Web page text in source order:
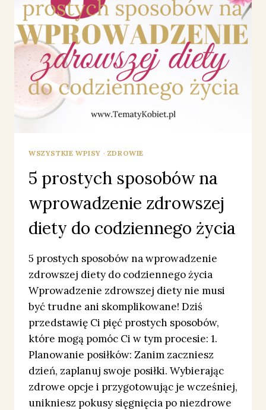
WSZYSTKIE WPISY · ZDROWIE
5 prostych sposobów na
wprowadzenie zdrowszej
diety do codziennego życia
5 prostych sposobów na wprowadzenie
zdrowszej diety do codziennego życia
Wprowadzenie zdrowszej diety nie musi
być trudne ani skomplikowane! Dziś
przedstawię Ci pięć prostych sposobów,
które mogą pomóc Ci w tym procesie: 1.
Planowanie posiłków: Zanim zaczniesz
dzień, zaplanuj swoje posiłki. Wybierając
zdrowe opcje i przygotowując je wcześniej,
unikniesz pokusy sięgnięcia po niezdrowe